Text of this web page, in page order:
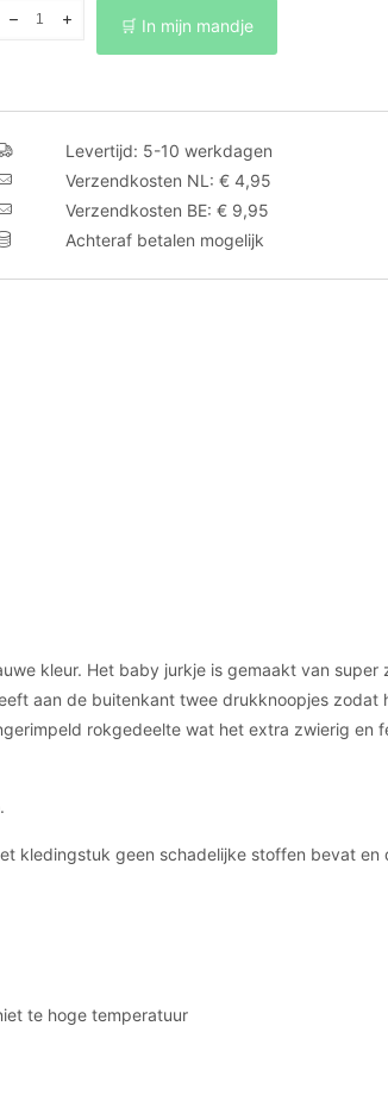
Babyjurkje
🛒 In mijn mandje
Levertijd: 5-10 werkdagen
Verzendkosten NL: € 4,95
Verzendkosten BE: € 9,95
Achteraf betalen mogelijk
kleur. Het baby jurkje is gemaakt van
aan de buitenkant twee drukknoopjes zodat
rokgedeelte wat het extra zwierig en
kledingstuk geen schadelijke stoffen bevat
te hoge temperatuur